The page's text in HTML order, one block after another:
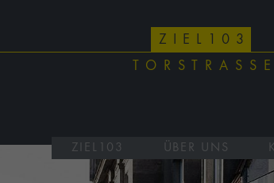
ZIEL103
TORSTRASSE
ZIEL103 ÜBER UNS